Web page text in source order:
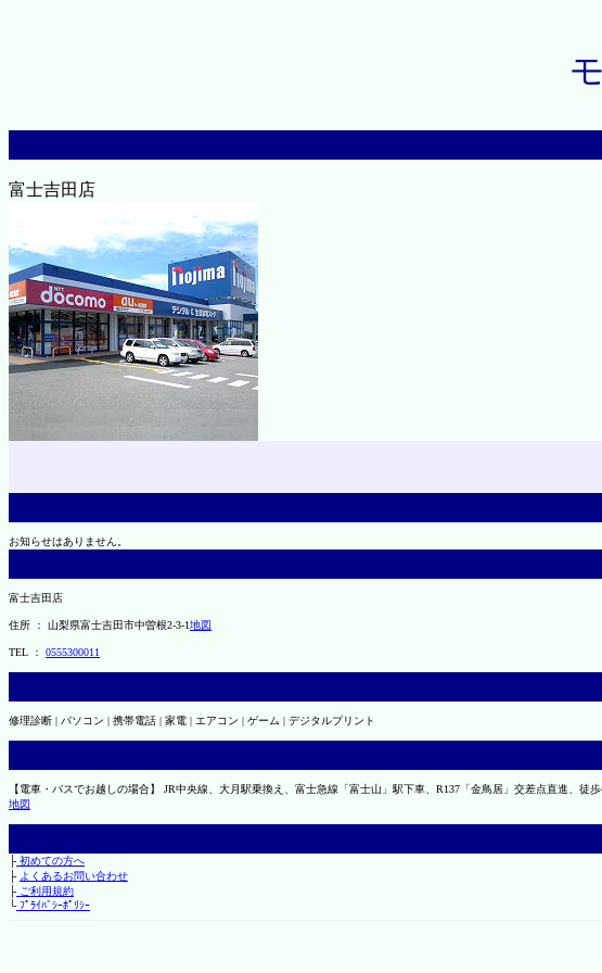
富士吉田店
お知らせはありません。
富士吉田店
住所 ： 山梨県富士吉田市中曽根2-3-1地図
TEL ： 0555300011
修理診断 | パソコン | 携帯電話 | 家電 | エアコン | ゲーム | デジタルプリント
【電車・バスでお越しの場合】 JR中央線、大月駅乗換え、富士急線「富士山」駅下車、R137「金鳥居」交差点直進、徒歩
地図
├初めての方へ
├ よくあるお問い合わせ
├ご利用規約
└ﾌﾟﾗｲﾊﾞｼｰﾎﾟﾘｼｰ